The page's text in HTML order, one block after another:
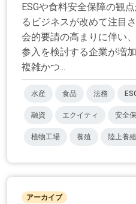
ESGや食料安全保障の観
るビジネスが改めて注目
会的要請の高まりに伴い
参入を検討する企業が増
複雑かつ...
水産 食品 法務
融資 エクイティ 安全
植物工場 養殖 陸上養殖
アーカイブ